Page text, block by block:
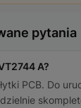
pytania
A?
PCB. Do